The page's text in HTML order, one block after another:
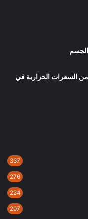
من السعرات الحرارية في
337
276
224
207